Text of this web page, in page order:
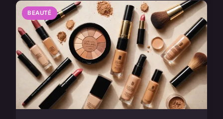
BEAUTÉ